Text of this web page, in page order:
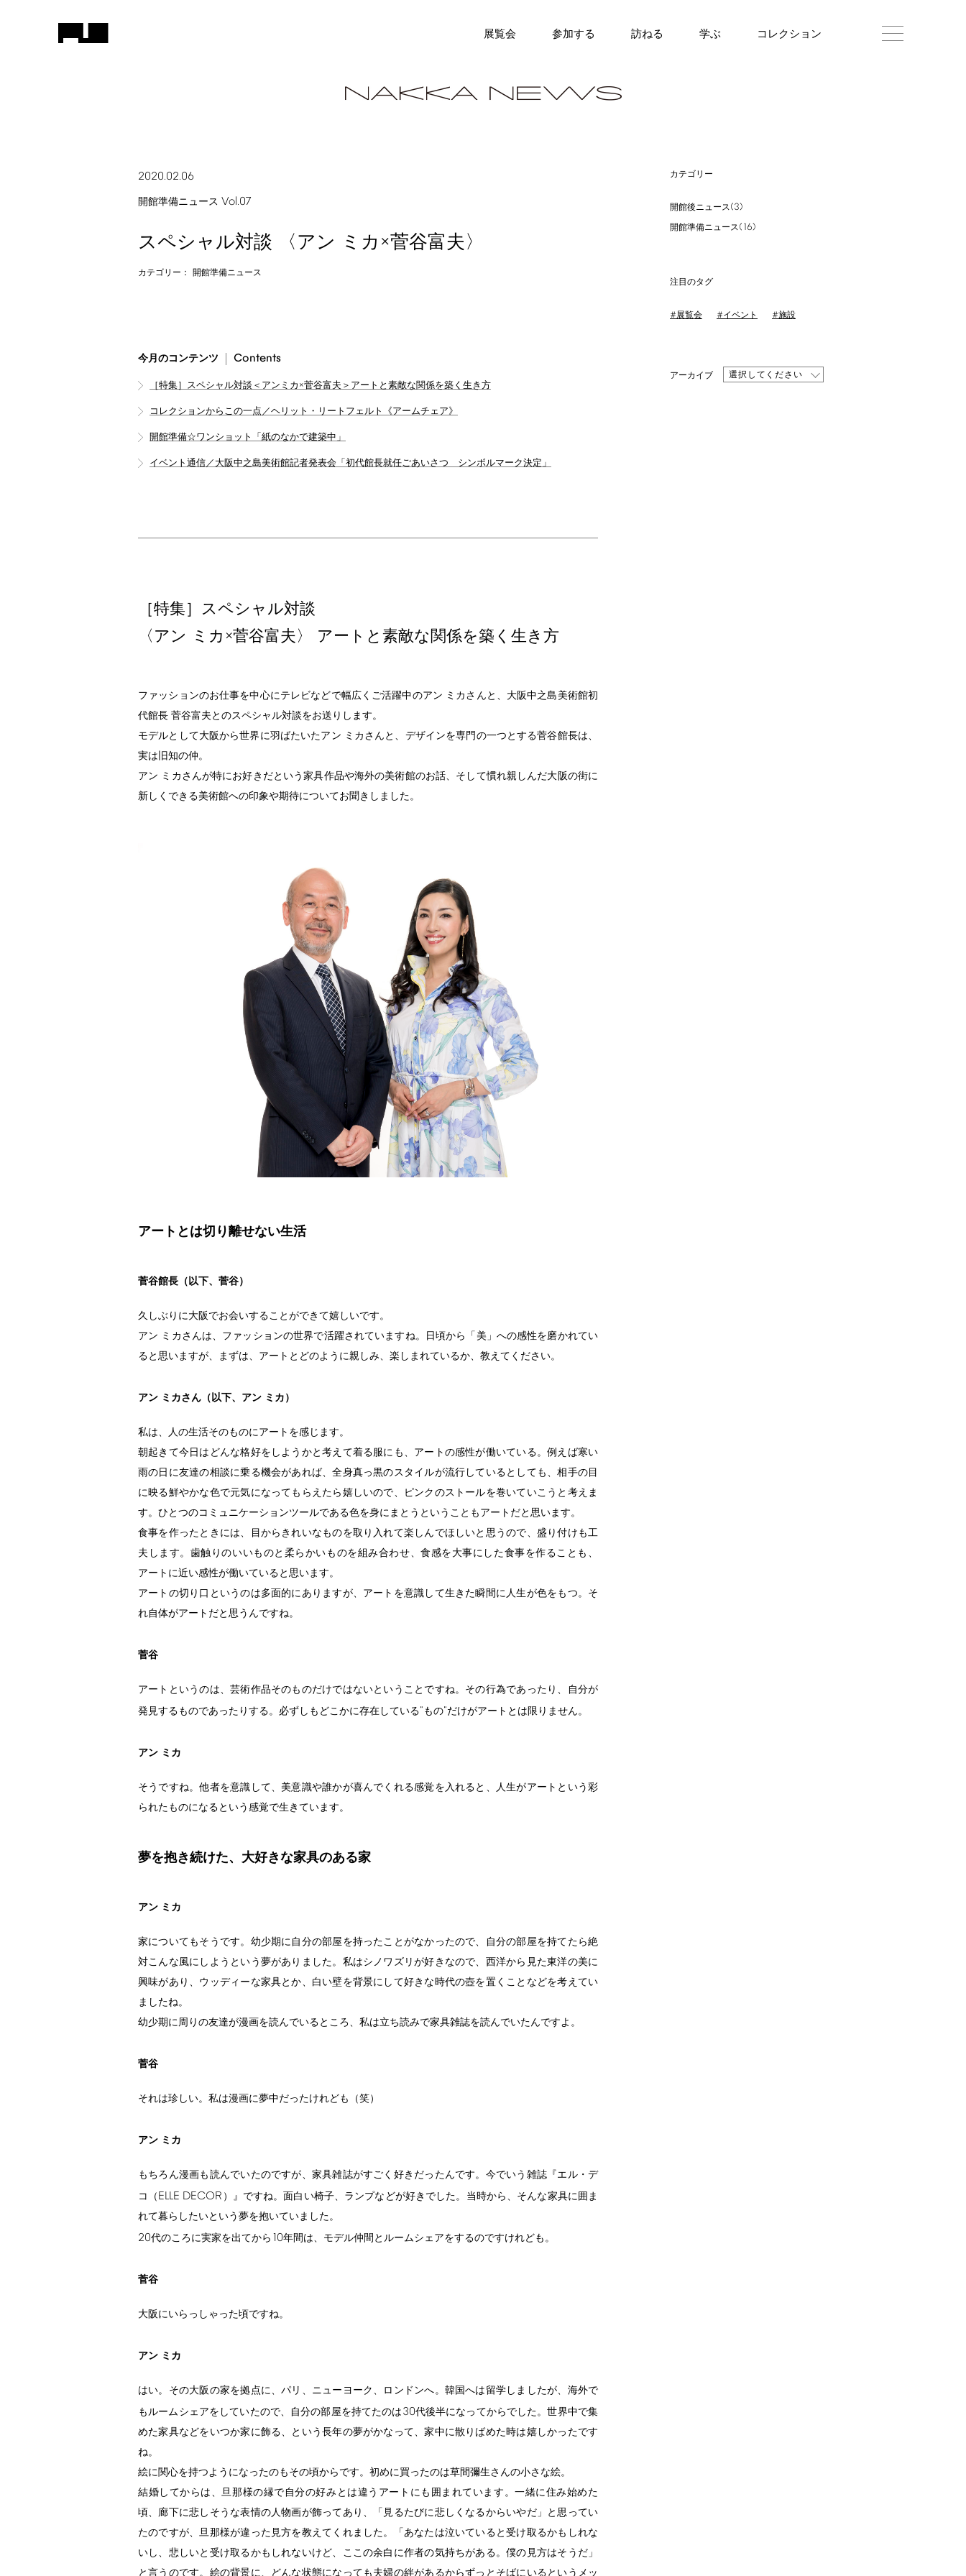
展覧会 参加する 訪ねる 学ぶ コレクション
2020.02.06
開館準備ニュース Vol.07
スペシャル対談 〈アン ミカ×菅谷富夫〉
カテゴリー： 開館準備ニュース
今月のコンテンツ Contents
［特集］スペシャル対談＜アンミカ×菅谷富夫＞アートと素敵な関係を築く生き方
コレクションからこの一点／ヘリット・リートフェルト《アームチェア》
開館準備☆ワンショット「紙のなかで建築中」
イベント通信／大阪中之島美術館記者発表会「初代館長就任ごあいさつ シンボルマーク決定」
［特集］スペシャル対談
〈アン ミカ×菅谷富夫〉 アートと素敵な関係を築く生き方
ファッションのお仕事を中心にテレビなどで幅広くご活躍中のアン ミカさんと、大阪中之島美術館初
代館長 菅谷富夫とのスペシャル対談をお送りします。
モデルとして大阪から世界に羽ばたいたアン ミカさんと、デザインを専門の一つとする菅谷館長は、
実は旧知の仲。
アン ミカさんが特にお好きだという家具作品や海外の美術館のお話、そして慣れ親しんだ大阪の街に
新しくできる美術館への印象や期待についてお聞きしました。
アートとは切り離せない生活
菅谷館長（以下、菅谷）
久しぶりに大阪でお会いすることができて嬉しいです。
アン ミカさんは、ファッションの世界で活躍されていますね。日頃から「美」への感性を磨かれてい
ると思いますが、まずは、アートとどのように親しみ、楽しまれているか、教えてください。
アン ミカさん（以下、アン ミカ）
私は、人の生活そのものにアートを感じます。
朝起きて今日はどんな格好をしようかと考えて着る服にも、アートの感性が働いている。例えば寒い
雨の日に友達の相談に乗る機会があれば、全身真っ黒のスタイルが流行しているとしても、相手の目
に映る鮮やかな色で元気になってもらえたら嬉しいので、ピンクのストールを巻いていこうと考えま
す。ひとつのコミュニケーションツールである色を身にまとうということもアートだと思います。
食事を作ったときには、目からきれいなものを取り入れて楽しんでほしいと思うので、盛り付けも工
夫します。歯触りのいいものと柔らかいものを組み合わせ、食感を大事にした食事を作ることも、
アートに近い感性が働いていると思います。
アートの切り口というのは多面的にありますが、アートを意識して生きた瞬間に人生が色をもつ。そ
れ自体がアートだと思うんですね。
菅谷
アートというのは、芸術作品そのものだけではないということですね。その行為であったり、自分が
発見するものであったりする。必ずしもどこかに存在している"もの"だけがアートとは限りません。
アン ミカ
そうですね。他者を意識して、美意識や誰かが喜んでくれる感覚を入れると、人生がアートという彩
られたものになるという感覚で生きています。
夢を抱き続けた、大好きな家具のある家
アン ミカ
家についてもそうです。幼少期に自分の部屋を持ったことがなかったので、自分の部屋を持てたら絶
対こんな風にしようという夢がありました。私はシノワズリが好きなので、西洋から見た東洋の美に
興味があり、ウッディーな家具とか、白い壁を背景にして好きな時代の壺を置くことなどを考えてい
ましたね。
幼少期に周りの友達が漫画を読んでいるところ、私は立ち読みで家具雑誌を読んでいたんですよ。
菅谷
それは珍しい。私は漫画に夢中だったけれども（笑）
アン ミカ
もちろん漫画も読んでいたのですが、家具雑誌がすごく好きだったんです。今でいう雑誌『エル・デ
コ（ELLE DECOR ）』ですね。面白い椅子、ランプなどが好きでした。当時から、そんな家具に囲ま
れて暮らしたいという夢を抱いていました。
20代のころに実家を出てから 10年間は、モデル仲間とルームシェアをするのですけれども。
菅谷
大阪にいらっしゃった頃ですね。
アン ミカ
はい。その大阪の家を拠点に、パリ、ニューヨーク、ロンドンへ。韓国へは留学しましたが、海外で
もルームシェアをしていたので、自分の部屋を持てたのは30代後半になってからでした。世界中で集
めた家具などをいつか家に飾る、という長年の夢がかなって、家中に散りばめた時は嬉しかったです
ね。
絵に関心を持つようになったのもその頃からです。初めに買ったのは草間彌生さんの小さな絵。
結婚してからは、旦那様の縁で自分の好みとは違うアートにも囲まれています。一緒に住み始めた
頃、廊下に悲しそうな表情の人物画が飾ってあり、「見るたびに悲しくなるからいやだ」と思ってい
たのですが、旦那様が違った見方を教えてくれました。「あなたは泣いていると受け取るかもしれな
いし、悲しいと受け取るかもしれないけど、ここの余白に作者の気持ちがある。僕の見方はそうだ」
カテゴリー
開館後ニュース(3)
開館準備ニュース(16)
注目のタグ
展覧会 イベント 施設
選択してください